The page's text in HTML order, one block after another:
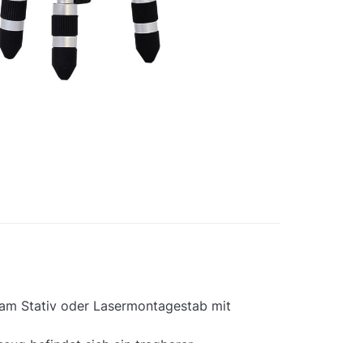
Stativ oder Lasermontagestab mit